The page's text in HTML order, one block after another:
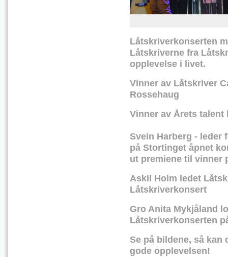
Låtskriverkonserten
Låtskriverne fra
opplevelse i livet.
Vinner av Låtskriver
Rossehaug
Vinner av Årets talent
Svein Harberg - leder
på Stortinget åpnet
ut premiene til vinner
Askil Holm ledet
Låtskriverkonsert
Gro Anita Mykjåland
Låtskriverkonserten
Se på bildene, så
gode opplevelsen!